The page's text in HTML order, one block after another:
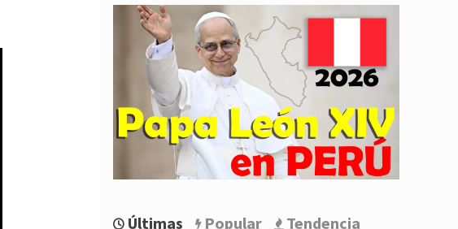
Últimas Popular Tendencia